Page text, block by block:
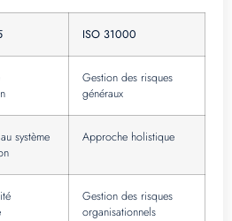
ISO 31000
Gestion des risques
généraux
système
Approche holistique
Gestion des risques
organisationnels